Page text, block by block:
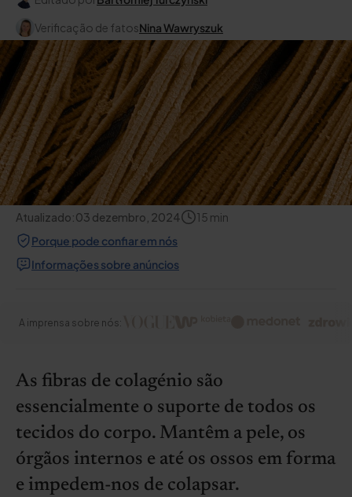
Verificação de fatosNina Wawryszuk
Atualizado:03 dezembro, 2024 15 min
Porque pode confiar em nós
Informações sobre anúncios
A imprensa sobre nós:
As fibras de colagénio são
essencialmente o suporte de todos os
tecidos do corpo. Mantêm a pele, os
órgãos internos e até os ossos em forma
e impedem-nos de colapsar.